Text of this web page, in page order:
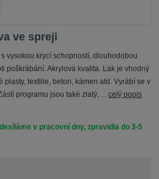
ve spreji
vysokou krycí schopností, dlouhodobou
poškrábání. Akrylová kvalita. Lak je vhodný
plasty, textilie, beton, kámen atd. Vyrábí se v
programu jsou také zlatý, ...celý popis
v pracovní dny, zpravidla do 3-5